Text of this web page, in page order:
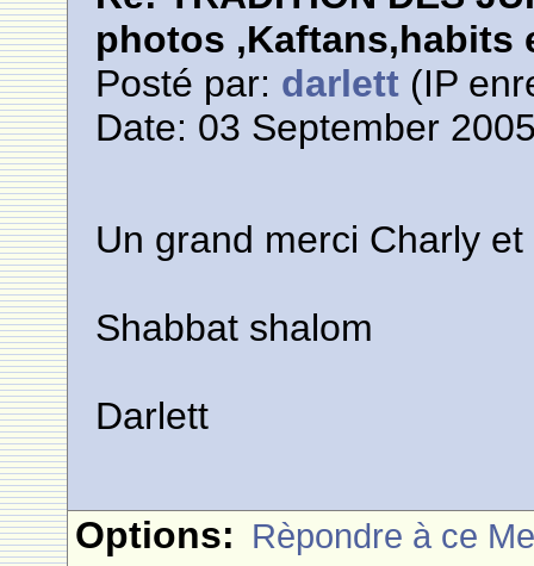
photos ,Kaftans,habits
Posté par: darlett (IP
Date: 03 September
Un grand merci Charly
Shabbat shalom
Darlett
Options: Rèpondre à ce